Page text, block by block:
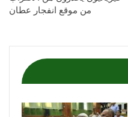
من موقع انفجار عطان